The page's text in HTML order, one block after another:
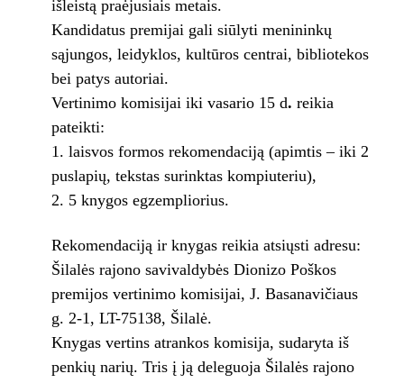
išleistą praėjusiais metais.
Kandidatus premijai gali siūlyti menininkų
sąjungos, leidyklos, kultūros centrai, bibliotekos
bei patys autoriai.
Vertinimo komisijai iki vasario 15 d. reikia
pateikti:
laisvos formos rekomendaciją (apimtis – iki 2
puslapių, tekstas surinktas kompiuteriu),
5 knygos egzempliorius.
Rekomendaciją ir knygas reikia atsiųsti adresu:
Šilalės rajono savivaldybės Dionizo Poškos
premijos vertinimo komisijai, J. Basanavičiaus
g. 2-1, LT-75138, Šilalė.
Knygas vertins atrankos komisija, sudaryta iš
penkių narių. Tris į ją deleguoja Šilalės rajono